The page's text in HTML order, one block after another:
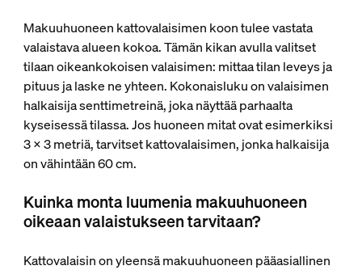
Makuuhuoneen kattovalaisimen koon tulee vastata
valaistava alueen kokoa. Tämän kikan avulla valitset
tilaan oikeankokoisen valaisimen: mittaa tilan leveys ja
pituus ja laske ne yhteen. Kokonaisluku on valaisimen
halkaisija senttimetreinä, joka näyttää parhaalta
kyseisessä tilassa. Jos huoneen mitat ovat esimerkiksi
3 x 3 metriä, tarvitset kattovalaisimen, jonka halkaisija
on vähintään 60 cm.
Kuinka monta luumenia makuuhuoneen
oikeaan valaistukseen tarvitaan?
Kattovalaisin on yleensä makuuhuoneen pääasiallinen